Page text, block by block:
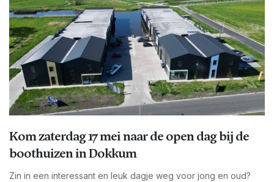
Kom zaterdag 17 mei naar de open dag bij de
boothuizen in Dokkum
Zin in een interessant en leuk dagje weg voor jong en oud?